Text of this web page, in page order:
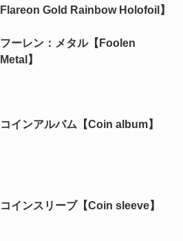
Flareon Gold Rainbow Holofoil】
フーレン：メタル【Foolen
Metal】
コインアルバム【Coin album】
コインスリーブ【Coin sleeve】